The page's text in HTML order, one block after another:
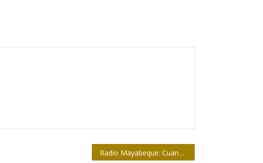
Radio Mayabeque: Cuando 20 años es por algo